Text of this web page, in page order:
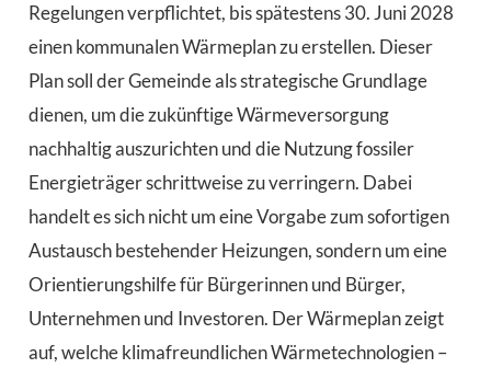
Regelungen verpflichtet, bis spätestens 30. Juni 2028
einen kommunalen Wärmeplan zu erstellen. Dieser
Plan soll der Gemeinde als strategische Grundlage
dienen, um die zukünftige Wärmeversorgung
nachhaltig auszurichten und die Nutzung fossiler
Energieträger schrittweise zu verringern. Dabei
handelt es sich nicht um eine Vorgabe zum sofortigen
Austausch bestehender Heizungen, sondern um eine
Orientierungshilfe für Bürgerinnen und Bürger,
Unternehmen und Investoren. Der Wärmeplan zeigt
auf, welche klimafreundlichen Wärmetechnologien –